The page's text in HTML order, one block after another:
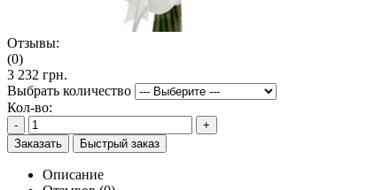
Отзывы:
(0)
3 232 грн.
Выбрать количество
Кол-во:
-
+
Заказать
Быстрый заказ
Описание